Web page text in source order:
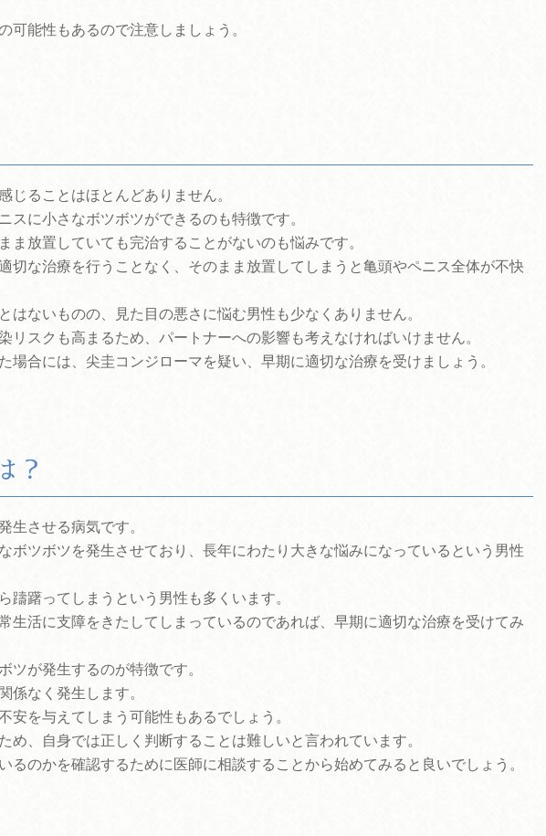
可能性もあるので注意しましょう。
じることはほとんどありません。
スに小さなボツボツができるのも特徴です。
放置していても完治することがないのも悩みです。
切な治療を行うことなく、そのまま放置してしまうと亀頭やペニス全体が不快
ないものの、見た目の悪さに悩む男性も少なくありません。
スクも高まるため、パートナーへの影響も考えなければいけません。
合には、尖圭コンジローマを疑い、早期に適切な治療を受けましょう。
？
生させる病気です。
ボツボツを発生させており、長年にわたり大きな悩みになっているという男性
躇ってしまうという男性も多くいます。
生活に支障をきたしてしまっているのであれば、早期に適切な治療を受けてみ
ツが発生するのが特徴です。
係なく発生します。
を与えてしまう可能性もあるでしょう。
、自身では正しく判断することは難しいと言われています。
のかを確認するために医師に相談することから始めてみると良いでしょう。